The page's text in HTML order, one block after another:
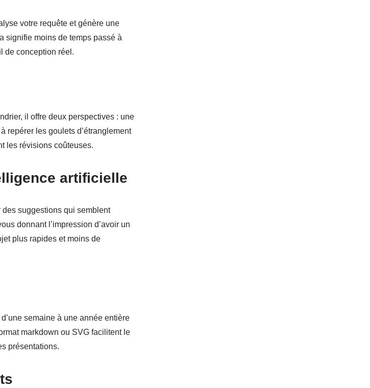
votre requête et génère une
signifie moins de temps passé à
de conception réel.
il offre deux perspectives : une
repérer les goulets d’étranglement
les révisions coûteuses.
artificielle
suggestions qui semblent
donnant l’impression d’avoir un
plus rapides et moins de
semaine à une année entière
markdown ou SVG facilitent le
présentations.